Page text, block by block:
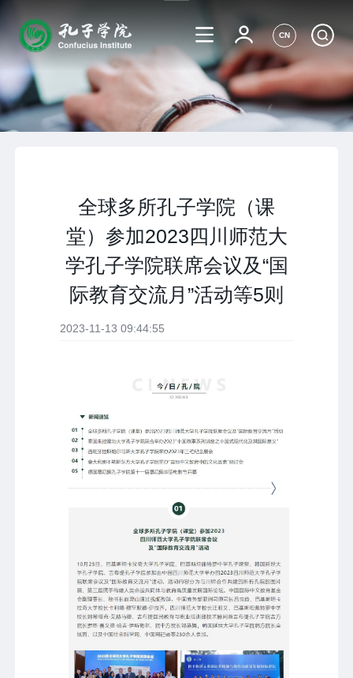
CN
全球多所孔子学院（课
堂）参加2023四川师范大
学孔子学院联席会议及“国
际教育交流月”活动等5则
2023-11-13 09:44:55